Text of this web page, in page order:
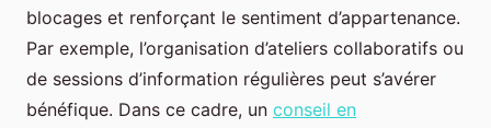
blocages et renforçant le sentiment d’appartenance.
Par exemple, l’organisation d’ateliers collaboratifs ou
de sessions d’information régulières peut s’avérer
bénéfique. Dans ce cadre, un conseil en